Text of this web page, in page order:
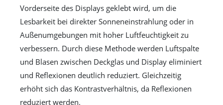
Vorderseite des Displays geklebt wird, um die
Lesbarkeit bei direkter Sonneneinstrahlung oder in
Außenumgebungen mit hoher Luftfeuchtigkeit zu
verbessern. Durch diese Methode werden Luftspalte
und Blasen zwischen Deckglas und Display eliminiert
und Reflexionen deutlich reduziert. Gleichzeitig
erhöht sich das Kontrastverhältnis, da Reflexionen
reduziert werden.